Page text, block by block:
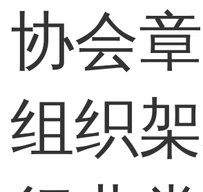
协会
组织